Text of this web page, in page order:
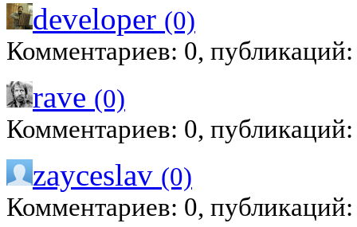
developer (0)
Комментариев: 0,
rave (0)
Комментариев: 0,
zayceslav (0)
Комментариев: 0,